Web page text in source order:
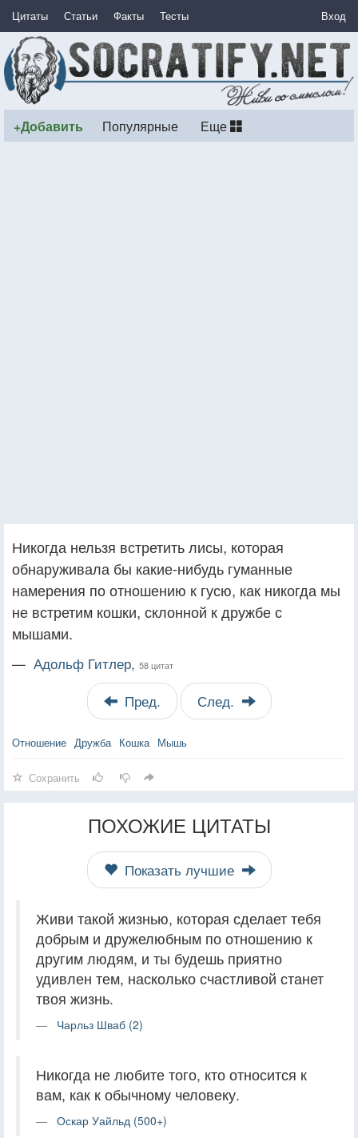
Цитаты Статьи Факты Тесты Вход
+Добавить Популярные Еще
Никогда нельзя встретить лисы, которая
обнаруживала бы какие-нибудь гуманные
намерения по отношению к гусю, как никогда мы
не встретим кошки, склонной к дружбе с
мышами.
— Адольф Гитлер, 58 цитат
Пред. След.
Отношение Дружба Кошка Мышь
Сохранить
ПОХОЖИЕ ЦИТАТЫ
Показать лучшие
Живи такой жизнью, которая сделает тебя
добрым и дружелюбным по отношению к
другим людям, и ты будешь приятно
удивлен тем, насколько счастливой станет
твоя жизнь.
Чарльз Шваб (2)
Никогда не любите того, кто относится к
вам, как к обычному человеку.
Оскар Уайльд (500+)